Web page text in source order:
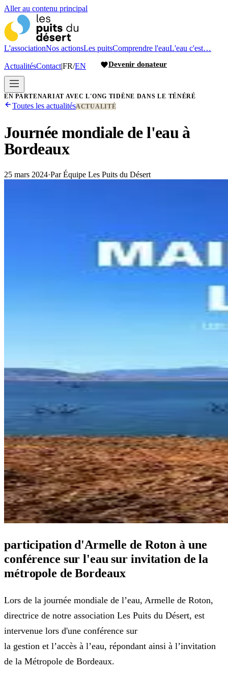
Aller au contenu principal
L'associationNos actionsLes puitsComprendre l'eauL'eau c'est…
ActualitésContact|FR/EN Devenir donateur
EN PARTENARIAT AVEC L'ONG TIDÈNE DANS LE TÉNÉRÉ
Toutes les actualitésACTUALITÉ
Journée mondiale de l'eau à
Bordeaux
25 mars 2024·Par Équipe Les Puits du Désert
participation d'Armelle de Roton à une
conférence sur l'eau sur invitation de la
métropole de Bordeaux
Lors de la journée mondiale de l’eau, Armelle de Roton,
directrice de notre association Les Puits du Désert, est
intervenue lors d'une conférence sur
la gestion et l’accès à l’eau, répondant ainsi à l’invitation
de la Métropole de Bordeaux.